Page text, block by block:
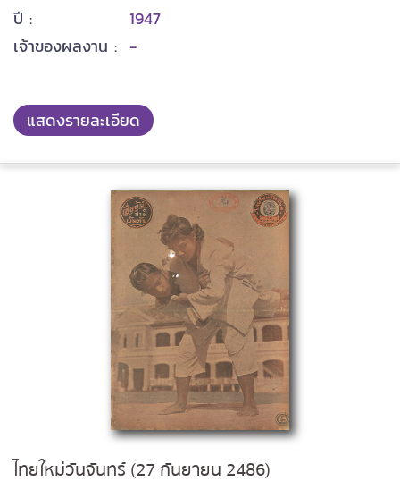
ปี :
1947
เจ้าของผลงาน : -
แสดงรายละเอียด
ไทยใหม่วันจันทร์ (27 กันยายน 2486)